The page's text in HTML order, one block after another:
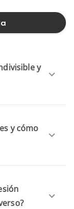
y
y cómo